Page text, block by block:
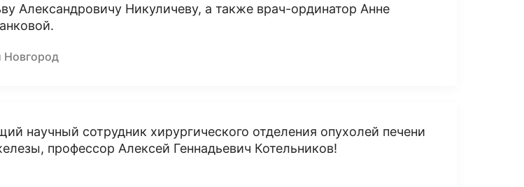
Александровичу Никуличеву, а также врач-ординатор Анне
научный сотрудник хирургического отделения опухолей печени
профессор Алексей Геннадьевич Котельников!